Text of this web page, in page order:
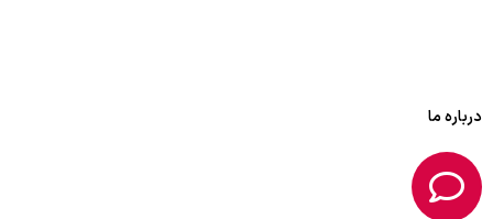
درباره ما